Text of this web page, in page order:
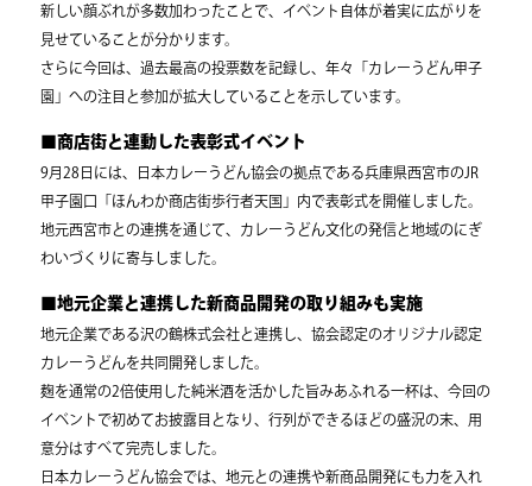
新しい顔ぶれが多数加わったことで、イベント自体が着実に広がりを
見せていることが分かります。
さらに今回は、過去最高の投票数を記録し、年々「カレーうどん甲子
園」への注目と参加が拡大していることを示しています。
■商店街と連動した表彰式イベント
9月28日には、日本カレーうどん協会の拠点である兵庫県西宮市のJR
甲子園口「ほんわか商店街歩行者天国」内で表彰式を開催しました。
地元西宮市との連携を通じて、カレーうどん文化の発信と地域のにぎ
わいづくりに寄与しました。
■地元企業と連携した新商品開発の取り組みも実施
地元企業である沢の鶴株式会社と連携し、協会認定のオリジナル認定
カレーうどんを共同開発しました。
麹を通常の2倍使用した純米酒を活かした旨みあふれる一杯は、今回の
イベントで初めてお披露目となり、行列ができるほどの盛況の末、用
意分はすべて完売しました。
日本カレーうどん協会では、地元との連携や新商品開発にも力を入れ